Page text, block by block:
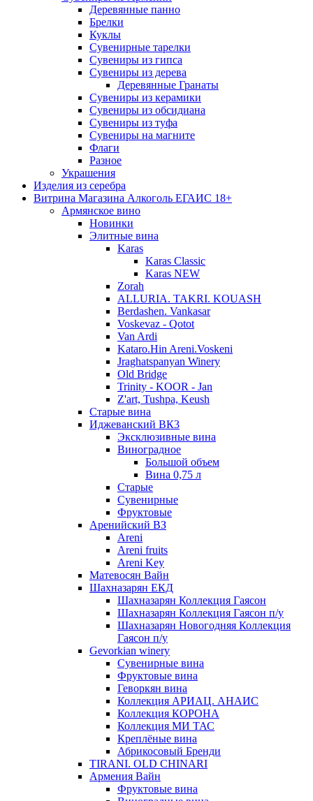
Деревянные панно
Брелки
Куклы
Сувенирные тарелки
Сувениры из гипса
Сувениры из дерева
Деревянные Гранаты
Сувениры из керамики
Сувениры из обсидиана
Сувениры из туфа
Сувениры на магните
Флаги
Разное
Украшения
Изделия из серебра
Витрина Магазина Алкоголь ЕГАИС 18+
Армянское вино
Новинки
Элитные вина
Karas
Karas Classic
Karas NEW
Zorah
ALLURIA. TAKRI. KOUASH
Berdashen. Vankasar
Voskevaz - Qotot
Van Ardi
Kataro.Hin Areni.Voskeni
Jraghatspanyan Winery
Old Bridge
Trinity - KOOR - Jan
Z'art, Tushpa, Keush
Старые вина
Иджеванский ВК3
Эксклюзивные вина
Виноградное
Большой объем
Вина 0,75 л
Старые
Сувенирные
Фруктовые
Аренийский ВЗ
Areni
Areni fruits
Areni Key
Матевосян Вайн
Шахназарян ЕКД
Шахназарян Коллекция Гаясон
Шахназарян Коллекция Гаясон п/у
Шахназарян Новогодняя Коллекция
Гаясон п/у
Gevorkian winery
Сувенирные вина
Фруктовые вина
Геворкян вина
Коллекция АРИАЦ. АНАИС
Коллекция КОРОНА
Коллекция МИ ТАС
Креплёные вина
Абрикосовый Бренди
TIRANI. OLD CHINARI
Армения Вайн
Фруктовые вина